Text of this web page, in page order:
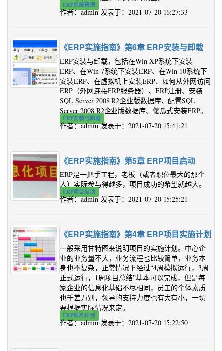
ERP系统管理
作者：admin 发表于：2021-07-20 16:27:33
《ERP实施指南》第6章 ERP安装与卸载
ERP安装与卸载，包括在Win XP系统下安装
ERP、在Win 7系统下安装ERP、在Win 10系统下
安装ERP、在虚拟机上安装ERP、如何从外网访问
ERP（外网连接ERP服务器）、ERP注册、安装
SQL Server 2008 R2企业版数据库、配置SQL
Server 2008 R2企业版数据库、傻瓜式安装ERP。
ERP安装与卸载
作者：admin 发表于：2021-07-20 15:41:21
《ERP实施指南》第5章 ERP项目启动
ERP是一把手工程，老板（或者职位最大的那个
人）实际参与得越多，项目成功的希望就越大。
ERP项目启动
作者：admin 发表于：2021-07-20 15:25:21
《ERP实施指南》第4章 ERP项目实施计划
一般采用甘特图来说明项目的实施计划。中心企
业的业务量不大，业务流程也比较简单，业务本
身也不复杂，正常情况下经过“4周模拟运行，3周
正式运行，1周项目总结”基本可以完成，但是每
家企业的信息化基础不尽相同，员工的个体素质
也千差万别，领导的支持力度也有大有小，一切
要根据实际情况来定。
ERP项目计划
作者：admin 发表于：2021-07-20 15:22:50